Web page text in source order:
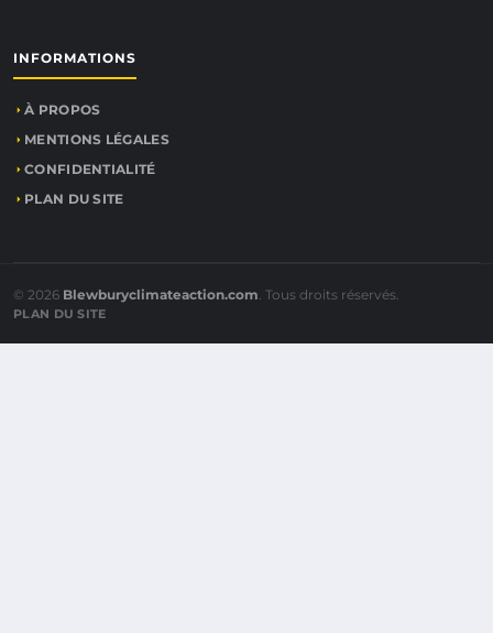
INFORMATIONS
À PROPOS
MENTIONS LÉGALES
CONFIDENTIALITÉ
PLAN DU SITE
© 2026 Blewburyclimateaction.com. Tous droits réservés.
PLAN DU SITE